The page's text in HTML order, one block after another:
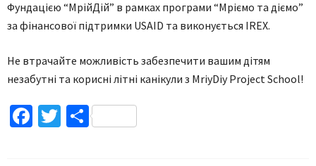
Фундацією “МрійДій” в рамках програми “Мріємо та діємо”
за фінансової підтримки USAID та виконується IREX.
Не втрачайте можливість забезпечити вашим дітям
незабутні та корисні літні канікули з MriyDiy Project School!
Facebook
TwitterПоділитися